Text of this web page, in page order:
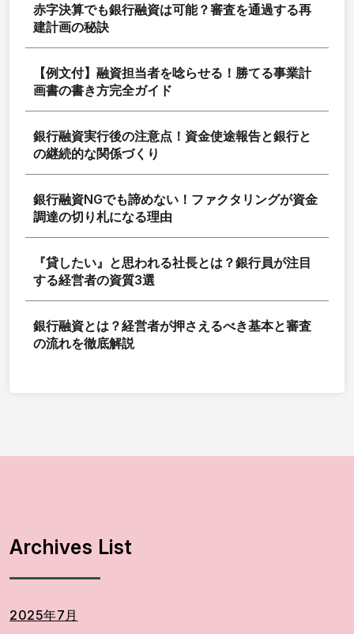
赤字決算でも銀行融資は可能？審査を通過する再
建計画の秘訣
【例文付】融資担当者を唸らせる！勝てる事業計
画書の書き方完全ガイド
銀行融資実行後の注意点！資金使途報告と銀行と
の継続的な関係づくり
銀行融資NGでも諦めない！ファクタリングが資金
調達の切り札になる理由
『貸したい』と思われる社長とは？銀行員が注目
する経営者の資質3選
銀行融資とは？経営者が押さえるべき基本と審査
の流れを徹底解説
Archives List
2025年7月